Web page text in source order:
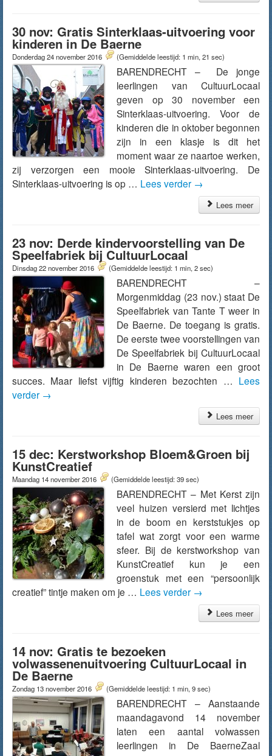
30 nov: Gratis Sinterklaas-uitvoering voor
kinderen in De Baerne
Donderdag 24 november 2016 (Gemiddelde leestijd: 1 min, 21 sec)
BARENDRECHT – De jonge
leerlingen van CultuurLocaal
geven op 30 november een
Sinterklaas-uitvoering. Voor de
kinderen die in oktober begonnen
zijn in een klasje is dit het
moment waar ze naartoe werken,
zij verzorgen een mooie Sinterklaas-uitvoering. De
Sinterklaas-uitvoering is op … Lees verder →
Lees meer
23 nov: Derde kindervoorstelling van De
Speelfabriek bij CultuurLocaal
Dinsdag 22 november 2016 (Gemiddelde leestijd: 1 min, 2 sec)
BARENDRECHT –
Morgenmiddag (23 nov.) staat De
Speelfabriek van Tante T weer in
De Baerne. De toegang is gratis.
De eerste twee voorstellingen van
De Speelfabriek bij CultuurLocaal
in De Baerne waren een groot
succes. Maar liefst vijftig kinderen bezochten … Lees
verder →
Lees meer
15 dec: Kerstworkshop Bloem&Groen bij
KunstCreatief
Maandag 14 november 2016 (Gemiddelde leestijd: 39 sec)
BARENDRECHT – Met Kerst zijn
veel huizen versierd met lichtjes
in de boom en kerststukjes op
tafel wat zorgt voor een warme
sfeer. Bij de kerstworkshop van
KunstCreatief kun je een
groenstuk met een “persoonlijk
creatief” tintje maken om je … Lees verder →
Lees meer
14 nov: Gratis te bezoeken
volwassenenuitvoering CultuurLocaal in
De Baerne
Zondag 13 november 2016 (Gemiddelde leestijd: 1 min, 9 sec)
BARENDRECHT – Aanstaande
maandagavond 14 november
laten een aantal volwassen
leerlingen in De BaerneZaal